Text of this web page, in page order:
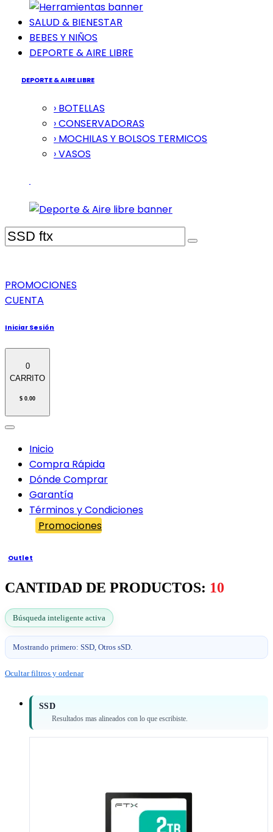
SALUD & BIENESTAR
BEBES Y NIÑOS
DEPORTE & AIRE LIBRE
DEPORTE & AIRE LIBRE
› BOTELLAS
› CONSERVADORAS
› MOCHILAS Y BOLSOS TERMICOS
› VASOS
PROMOCIONES
CUENTA
Iniciar Sesión
0
CARRITO
$ 0.00
Inicio
Compra Rápida
Dónde Comprar
Garantía
Términos y Condiciones
Promociones
Outlet
CANTIDAD DE PRODUCTOS: 10
Búsqueda inteligente activa
Mostrando primero: SSD, Otros sSD.
Ocultar filtros y ordenar
SSD
Resultados mas alineados con lo que escribiste.